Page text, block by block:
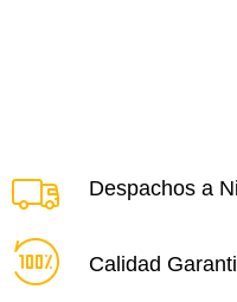
Despachos a
Calidad